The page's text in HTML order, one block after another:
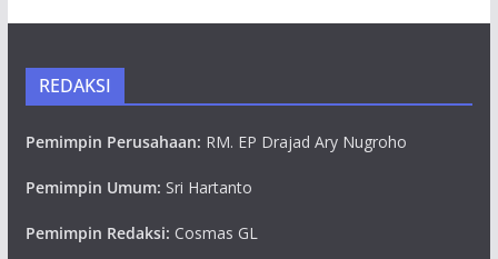
REDAKSI
Pemimpin Perusahaan: RM. EP Drajad Ary Nugroho
Pemimpin Umum: Sri Hartanto
Pemimpin Redaksi: Cosmas GL